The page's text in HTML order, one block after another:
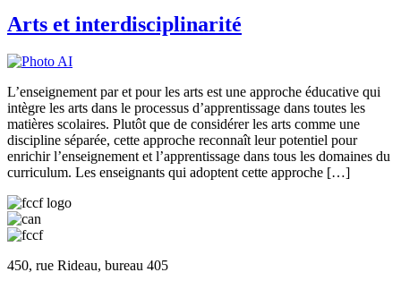
Arts et interdisciplinarité
L’enseignement par et pour les arts est une approche éducative qui
intègre les arts dans le processus d’apprentissage dans toutes les
matières scolaires. Plutôt que de considérer les arts comme une
discipline séparée, cette approche reconnaît leur potentiel pour
enrichir l’enseignement et l’apprentissage dans tous les domaines du
curriculum. Les enseignants qui adoptent cette approche […]
450, rue Rideau, bureau 405